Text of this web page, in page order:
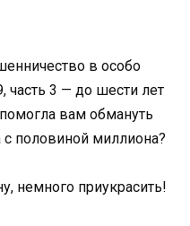
в особо
часть 3 — до шести лет
вам обмануть
половиной миллиона?
немного приукрасить!